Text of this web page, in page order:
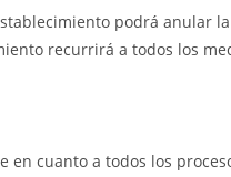
podrá anular
recurrirá a todos los
cuanto a todos los